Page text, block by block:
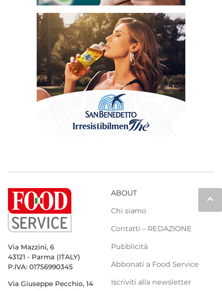
keyboard_arrow_up
Via Mazzini, 6
43121 - Parma (ITALY)
P.IVA: 01756990345
Via Giuseppe Pecchio, 14
ABOUT
Chi siamo
Contatti – REDAZIONE
Pubblicità
Abbonati a Food Service
Iscriviti alla newsletter